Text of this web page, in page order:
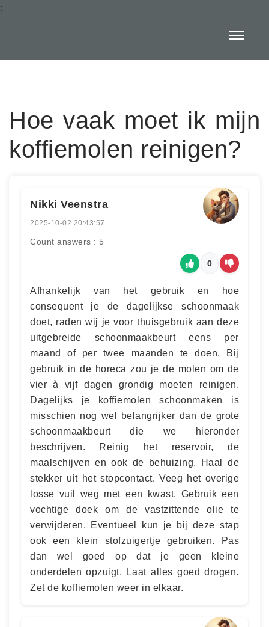
:
Hoe vaak moet ik mijn
koffiemolen reinigen?
Nikki Veenstra
2025-10-02 20:43:57
Count answers : 5
0
Afhankelijk van het gebruik en hoe
consequent je de dagelijkse schoonmaak
doet, raden wij je voor thuisgebruik aan deze
uitgebreide schoonmaakbeurt eens per
maand of per twee maanden te doen. Bij
gebruik in de horeca zou je de molen om de
vier à vijf dagen grondig moeten reinigen.
Dagelijks je koffiemolen schoonmaken is
misschien nog wel belangrijker dan de grote
schoonmaakbeurt die we hieronder
beschrijven. Reinig het reservoir, de
maalschijven en ook de behuizing. Haal de
stekker uit het stopcontact. Veeg het overige
losse vuil weg met een kwast. Gebruik een
vochtige doek om de vastzittende olie te
verwijderen. Eventueel kun je bij deze stap
ook een klein stofzuigertje gebruiken. Pas
dan wel goed op dat je geen kleine
onderdelen opzuigt. Laat alles goed drogen.
Zet de koffiemolen weer in elkaar.